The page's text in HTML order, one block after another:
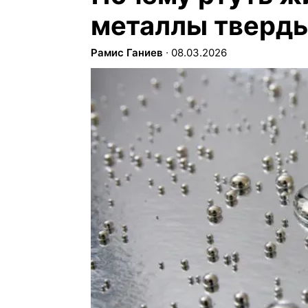
металлы
Рамис Ганиев ∙ 08.03.2026